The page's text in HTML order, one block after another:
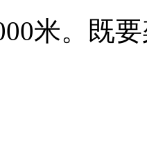
米。既